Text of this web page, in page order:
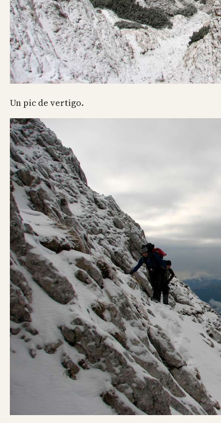
Un pic de vertigo.